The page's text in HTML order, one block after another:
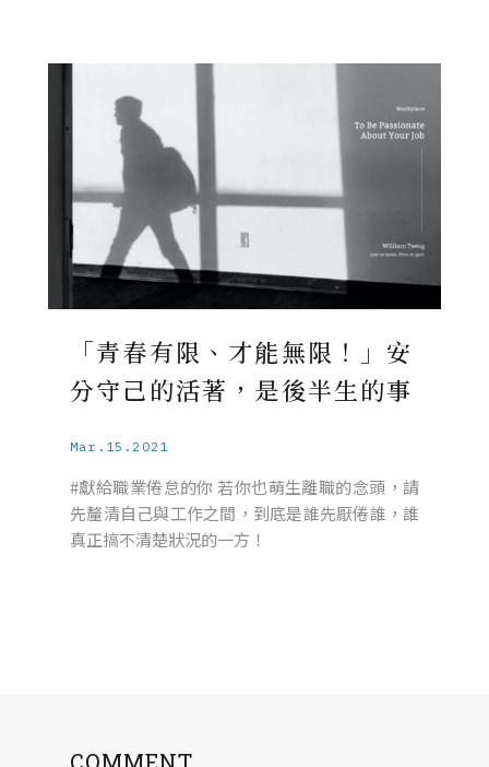
「青春有限、才能無限！」安
分守己的活著，是後半生的事
Mar.15.2021
#獻給職業倦怠的你 若你也萌生離職的念頭，請
先釐清自己與工作之間，到底是誰先厭倦誰，誰
真正搞不清楚狀況的一方！